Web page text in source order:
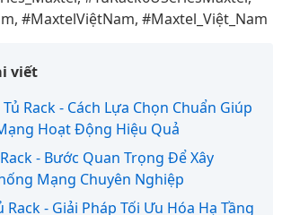
#MaxtelViệtNam, #Maxtel_Việt_Nam
viết
Rack - Cách Lựa Chọn Chuẩn Giúp
Hoạt Động Hiệu Quả
- Bước Quan Trọng Để Xây
Mạng Chuyên Nghiệp
Rack - Giải Pháp Tối Ưu Hóa Hạ Tầng